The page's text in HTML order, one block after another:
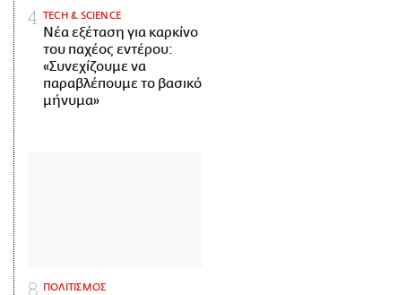
ΤECH & SCIENCE
Νέα εξέταση για καρκίνο
του παχέος εντέρου:
«Συνεχίζουμε να
παραβλέπουμε το βασικό
μήνυμα»
ΠΟΛΙΤΙΣΜΟΣ